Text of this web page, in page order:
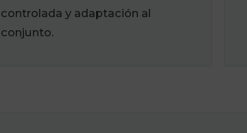
controlada y adaptación al
conjunto.